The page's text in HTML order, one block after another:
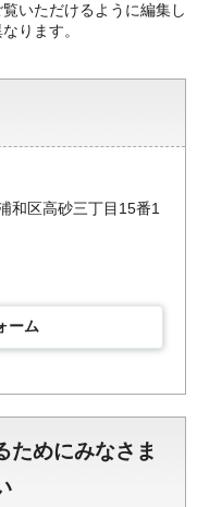
いただけるように編集し
ります。
和区高砂三丁目15番1
ーム
ためにみなさま